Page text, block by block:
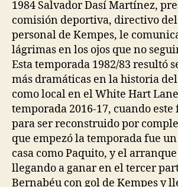
1984 Salvador Dasí Martínez,
comisión deportiva, directivo
personal de Kempes, le
lágrimas en los ojos que no
Esta temporada 1982/83 resultó
más dramáticas en la historia
como local en el White Hart
temporada 2016-17, cuando
para ser reconstruido por
que empezó la temporada fue
casa como Paquito, y el
llegando a ganar en el tercer
Bernabéu con gol de Kempes y